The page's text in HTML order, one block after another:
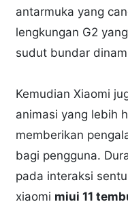
antarmuka yang
lengkungan G2
sudut bundar
Kemudian Xiaomi
animasi yang lebih
memberikan
bagi pengguna.
pada interaksi
xiaomi miui 11